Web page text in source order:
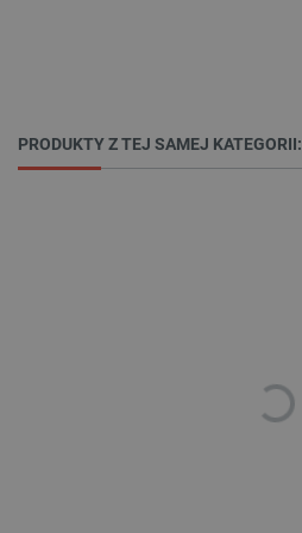
PRODUKTY Z TEJ SAMEJ KATEGORII:
VISITOR_PRIVACY_METADATA